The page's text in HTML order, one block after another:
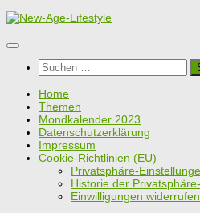
Zum
springen
Suchen
nach:
Home
Themen
Mondkalender 2023
Datenschutzerklärung
Impressum
Cookie-Richtlinien (EU)
Privatsphäre-
Historie der
Einwilligungen widerrufen